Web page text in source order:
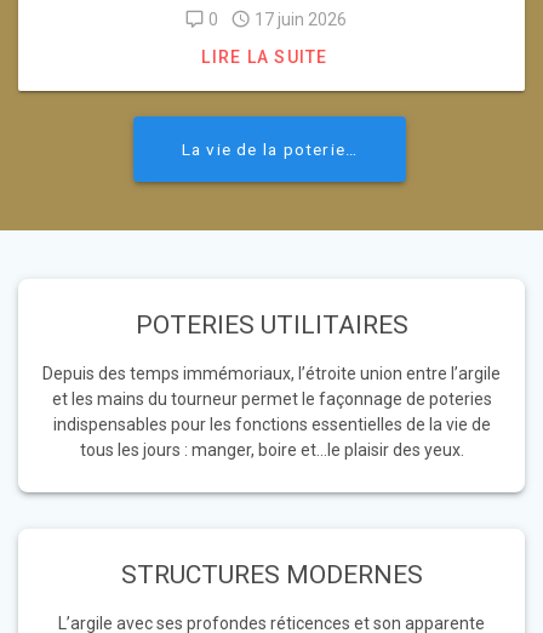
0
17 juin 2026
LIRE LA SUITE
La vie de la poterie…
POTERIES UTILITAIRES
Depuis des temps immémoriaux, l’étroite union entre l’argile
et les mains du tourneur permet le façonnage de poteries
indispensables pour les fonctions essentielles de la vie de
tous les jours : manger, boire et…le plaisir des yeux.
STRUCTURES MODERNES
L’argile avec ses profondes réticences et son apparente